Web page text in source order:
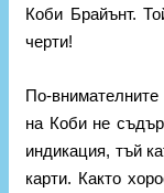
Коби Брайънт.
черти!
По-
на Коби не
индикация, тъй
карти. Както